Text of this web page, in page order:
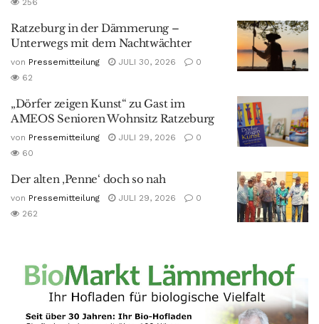
Ratzeburg in der Dämmerung –
Unterwegs mit dem Nachtwächter
von Pressemitteilung JULI 30, 2026
0
62
„Dörfer zeigen Kunst“ zu Gast im
AMEOS Senioren Wohnsitz Ratzeburg
von Pressemitteilung JULI 29, 2026
0
60
Der alten ‚Penne‘ doch so nah
von Pressemitteilung JULI 29, 2026
0
262